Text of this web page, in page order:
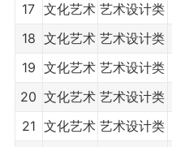
17 文化艺术 艺术设计类
18 文化艺术 艺术设计类
19 文化艺术 艺术设计类
20 文化艺术 艺术设计类
21 文化艺术 艺术设计类